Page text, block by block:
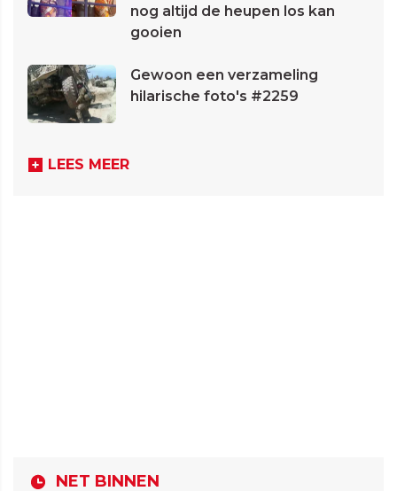
nog altijd de heupen los kan
gooien
Gewoon een verzameling
hilarische foto's #2259
LEES MEER
NET BINNEN